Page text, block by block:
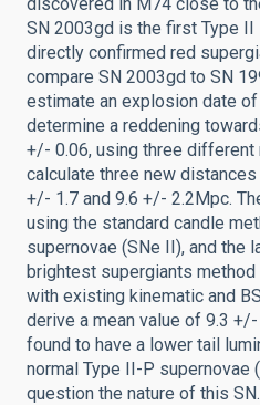
SN 2003gd is the first Type II
directly confirmed red
compare SN 2003gd to SN
estimate an explosion date
determine a reddening
+/- 0.06, using three different
calculate three new
+/- 1.7 and 9.6 +/- 2.2Mpc.
using the standard candle
supernovae (SNe II), and the
brightest supergiants method
with existing kinematic and
derive a mean value of 9.3
found to have a lower tail
normal Type II-P supernovae
question the nature of this